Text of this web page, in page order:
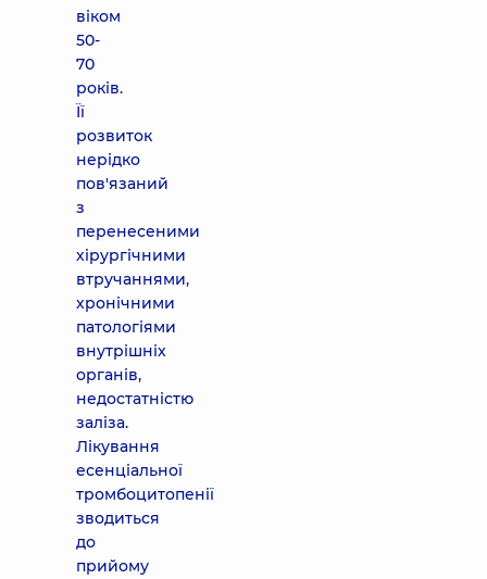
віком
50-
70
років.
Її
розвиток
нерідко
пов'язаний
з
перенесеними
хірургічними
втручаннями,
хронічними
патологіями
внутрішніх
органів,
недостатністю
заліза.
Лікування
есенціальної
тромбоцитопенії
зводиться
до
прийому